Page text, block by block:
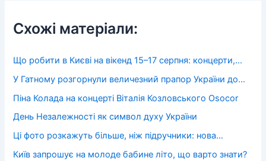
Схожі матеріали:
Що робити в Києві на вікенд 15–17 серпня: концерти,…
У Гатному розгорнули величезний прапор України до…
Піна Колада на концерті Віталія Козловського Osocor
День Незалежності як символ духу України
Ці фото розкажуть більше, ніж підручники: нова…
Київ запрошує на молоде бабине літо, що варто знати?